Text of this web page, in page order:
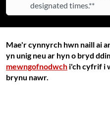
designated times.**
Mae'r cynnyrch hwn naill ai
yn unig neu ar hyn o bryd
mewngofnodwch i'ch cyfrif i
brynu nawr.